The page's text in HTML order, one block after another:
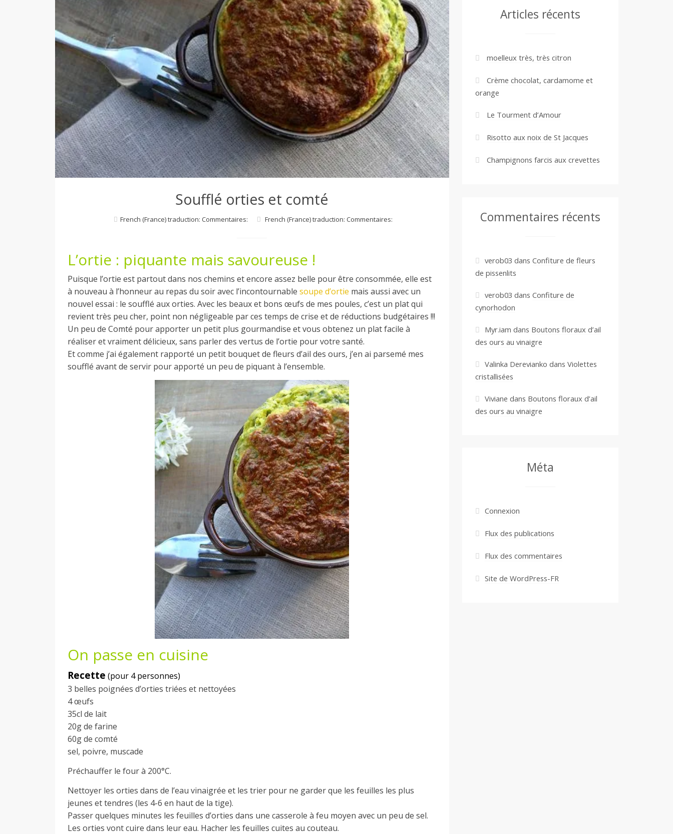
d
e
d
e
M
i
a
n
Soufflé orties et comté
French (France) traduction: Commentaires: French (France) traduction: Commentaires:
L’ortie : piquante mais savoureuse !
Puisque l’ortie est partout dans nos chemins et encore assez belle pour être consommée, elle est
à nouveau à l’honneur au repas du soir avec l’incontournablesoupe d’ortie mais aussi avec un
nouvel essai : le soufflé aux orties. Avec les beaux et bons œufs de mes poules, c’est un plat qui
revient très peu cher, point non négligeable par ces temps de crise et de réductions budgétaires !!!
Un peu de Comté pour apporter un petit plus gourmandise et vous obtenez un plat facile à
réaliser et vraiment délicieux, sans parler des vertus de l’ortie pour votre santé.
Et comme j’ai également rapporté un petit bouquet de fleurs d’ail des ours, j’en ai parsemé mes
soufflé avant de servir pour apporté un peu de piquant à l’ensemble.
On passe en cuisine
Recette (pour 4 personnes)
3 belles poignées d’orties triées et nettoyées
4 œufs
35cl de lait
20g de farine
60g de comté
sel, poivre, muscade
Préchauffer le four à 200°C.
Nettoyer les orties dans de l’eau vinaigrée et les trier pour ne garder que les feuilles les plus
jeunes et tendres (les 4-6 en haut de la tige).
Passer quelques minutes les feuilles d’orties dans une casserole à feu moyen avec un peu de sel.
Les orties vont cuire dans leur eau. Hacher les feuilles cuites au couteau.
Articles récents
moelleux très, très citron
Crème chocolat, cardamome et
orange
Le Tourment d’Amour
Risotto aux noix de St Jacques
Champignons farcis aux crevettes
Commentaires récents
verob03 dans Confiture de fleurs
de pissenlits
verob03 dans Confiture de
cynorhodon
Myr.iam dans Boutons floraux d’ail
des ours au vinaigre
Valinka Derevianko dans Violettes
cristallisées
Viviane dans Boutons floraux d’ail
des ours au vinaigre
Méta
Connexion
Flux des publications
Flux des commentaires
Site de WordPress-FR